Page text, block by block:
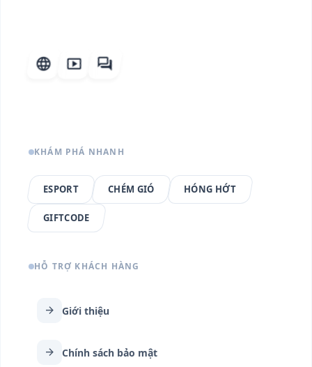
language smart_display forum
KHÁM PHÁ NHANH
ESPORT CHÉM GIÓ HÓNG HỚT
GIFTCODE
HỖ TRỢ KHÁCH HÀNG
arrow_forward Giới thiệu
arrow_forward Chính sách bảo mật